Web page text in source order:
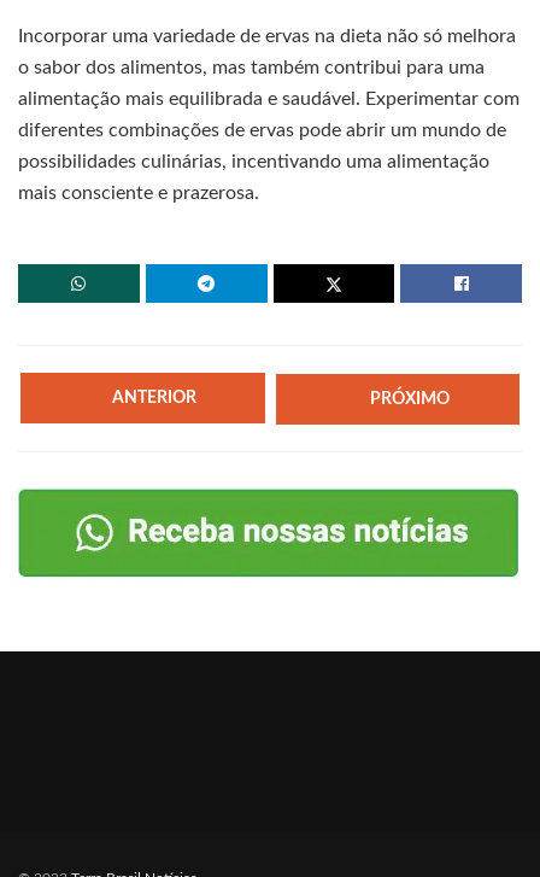
Incorporar uma variedade de ervas na dieta não só melhora
o sabor dos alimentos, mas também contribui para uma
alimentação mais equilibrada e saudável. Experimentar com
diferentes combinações de ervas pode abrir um mundo de
possibilidades culinárias, incentivando uma alimentação
mais consciente e prazerosa.
ANTERIOR PRÓXIMO